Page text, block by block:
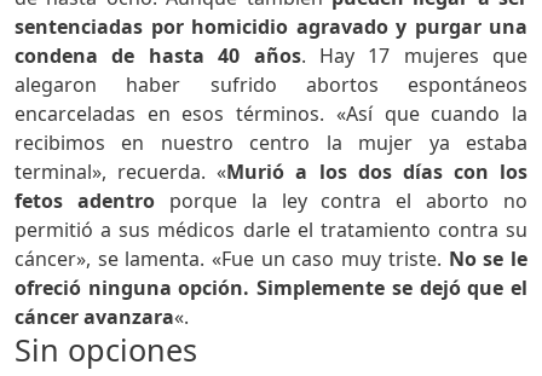
sentenciadas por homicidio agravado y purgar una
condena de hasta 40 años. Hay 17 mujeres que
alegaron haber sufrido abortos espontáneos
encarceladas en esos términos. «Así que cuando la
recibimos en nuestro centro la mujer ya estaba
terminal», recuerda. «Murió a los dos días con los
fetos adentroporque la ley contra el aborto no
permitió a sus médicos darle el tratamiento contra su
cáncer», se lamenta. «Fue un caso muy triste. No se le
ofreció ninguna opción. Simplemente se dejó que el
cáncer avanzara«.
Sin opciones